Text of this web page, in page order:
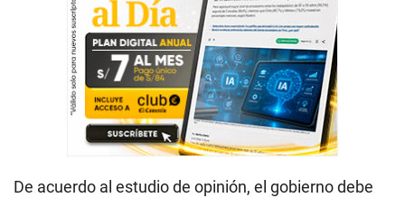
De acuerdo al estudio de opinión, el gobierno debe